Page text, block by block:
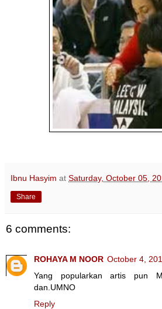
Ibnu Hasyim at Saturday, October 05,
Share
6 comments:
ROHAYA M NOOR October 4,
Yang popularkan artis pun
dan.UMNO
Reply